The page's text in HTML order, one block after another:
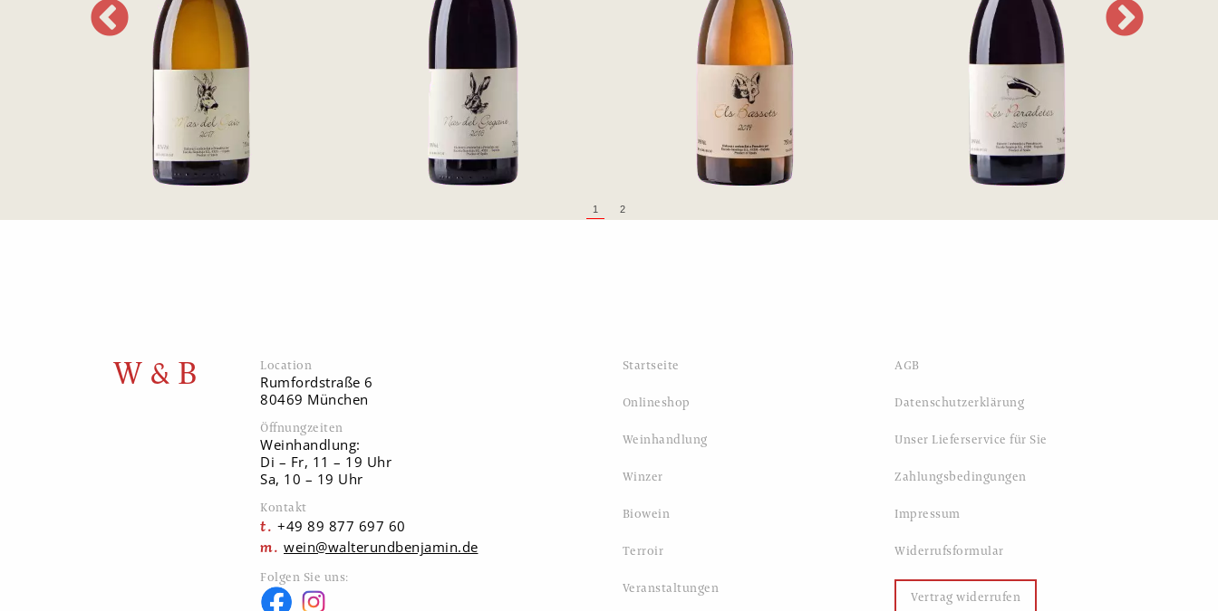
1 2
W & B Location
Rumfordstraße 6
80469 München
Öffnungzeiten
Weinhandlung:
Di – Fr, 11 – 19 Uhr
Sa, 10 – 19 Uhr
Kontakt
+49 89 877 697 60
wein@walterundbenjamin.de
Folgen Sie uns:
Startseite
Onlineshop
Weinhandlung
Winzer
Biowein
Terroir
Veranstaltungen
AGB
Datenschutzerklärung
Unser Lieferservice für Sie
Zahlungsbedingungen
Impressum
Widerrufsformular
Vertrag widerrufen